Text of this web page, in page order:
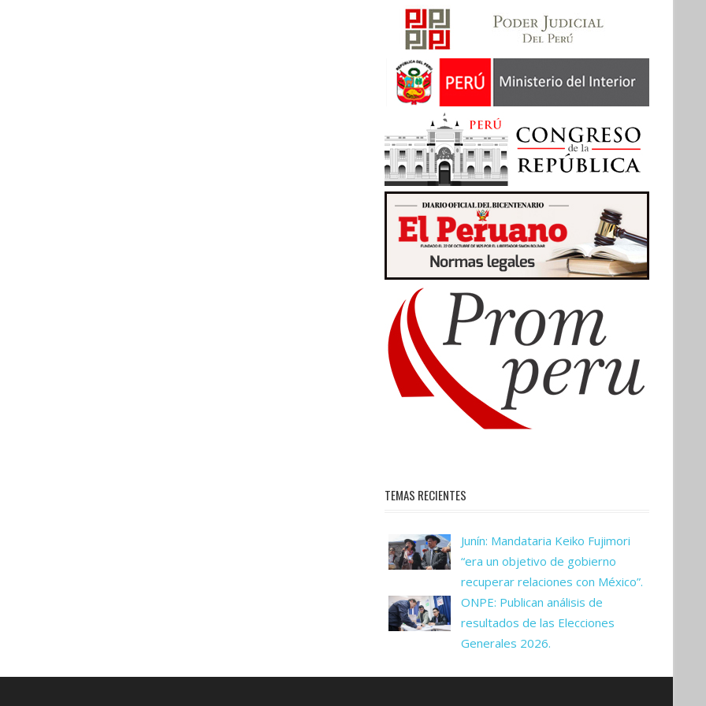
TEMAS RECIENTES
Junín: Mandataria Keiko Fujimori
“era un objetivo de gobierno
recuperar relaciones con México”.
ONPE: Publican análisis de
resultados de las Elecciones
Generales 2026.